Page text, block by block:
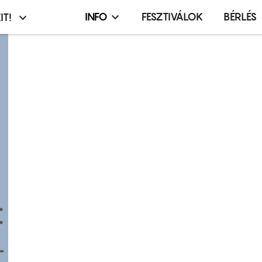
Infó,
INFO FESZTIVÁLOK BÉRLÉS